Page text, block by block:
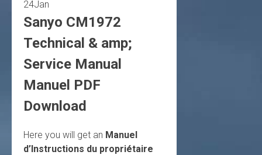
24Jan
Sanyo CM1972
Technical & amp;
Service Manual
Manuel PDF
Download
Here you will get an Manuel
d’Instructions du propriétaire